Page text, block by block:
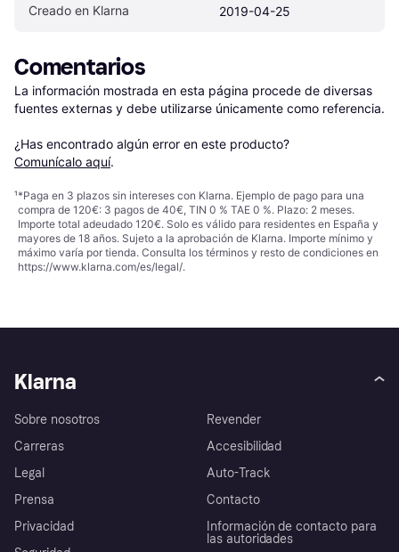
Creado en Klarna 2019-04-25
Comentarios
La información mostrada en esta página procede de diversas
fuentes externas y debe utilizarse únicamente como referencia.
¿Has encontrado algún error en este producto?
Comunícalo aquí.
¹*Paga en 3 plazos sin intereses con Klarna. Ejemplo de pago para una
compra de 120€: 3 pagos de 40€, TIN 0 % TAE 0 %. Plazo: 2 meses.
Importe total adeudado 120€. Solo es válido para residentes en España y
mayores de 18 años. Sujeto a la aprobación de Klarna. Importe mínimo y
máximo varía por tienda. Consulta los términos y resto de condiciones en
https://www.klarna.com/es/legal/.
Klarna
Sobre nosotros
Carreras
Legal
Prensa
Privacidad
Revender
Accesibilidad
Auto-Track
Contacto
Información de contacto para
las autoridades